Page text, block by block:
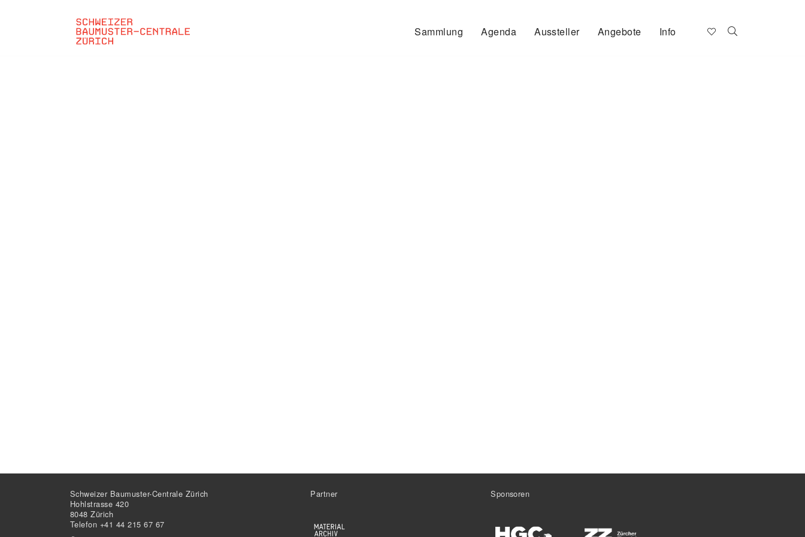
Sammlung Agenda Aussteller Angebote Info
Schweizer Baumuster-Centrale Zürich
Hohlstrasse 420
8048 Zürich
Telefon +41 44 215 67 67
Partner Sponsoren